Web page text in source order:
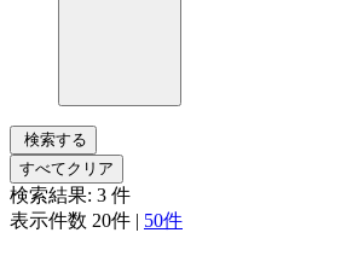
検索する
すべてクリア
検索結果: 3 件
表示件数 20件 | 50件